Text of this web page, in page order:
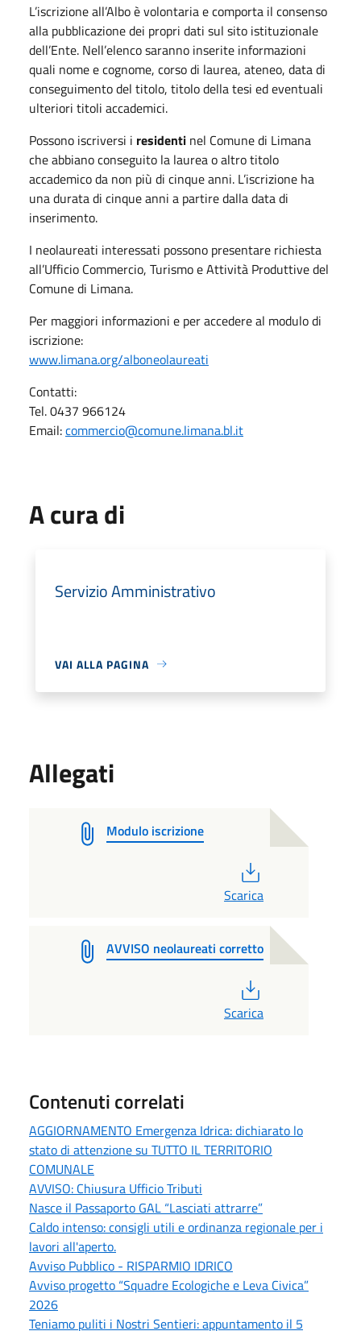
L’iscrizione all’Albo è volontaria e comporta il consenso
alla pubblicazione dei propri dati sul sito istituzionale
dell’Ente. Nell’elenco saranno inserite informazioni
quali nome e cognome, corso di laurea, ateneo, data di
conseguimento del titolo, titolo della tesi ed eventuali
ulteriori titoli accademici.
Possono iscriversi i residenti nel Comune di Limana
che abbiano conseguito la laurea o altro titolo
accademico da non più di cinque anni. L’iscrizione ha
una durata di cinque anni a partire dalla data di
inserimento.
I neolaureati interessati possono presentare richiesta
all’Ufficio Commercio, Turismo e Attività Produttive del
Comune di Limana.
Per maggiori informazioni e per accedere al modulo di
iscrizione:
www.limana.org/alboneolaureati
Contatti:
Tel. 0437 966124
Email:commercio@comune.limana.bl.it
A cura di
Servizio Amministrativo
VAI ALLA PAGINA
Allegati
Modulo iscrizione
Scarica
AVVISO neolaureati corretto
Scarica
Contenuti correlati
AGGIORNAMENTO Emergenza Idrica: dichiarato lo
stato di attenzione su TUTTO IL TERRITORIO
COMUNALE
AVVISO: Chiusura Ufficio Tributi
Nasce il Passaporto GAL “Lasciati attrarre”
Caldo intenso: consigli utili e ordinanza regionale per i
lavori all'aperto.
Avviso Pubblico - RISPARMIO IDRICO
Avviso progetto “Squadre Ecologiche e Leva Civica”
2026
Teniamo puliti i Nostri Sentieri: appuntamento il 5